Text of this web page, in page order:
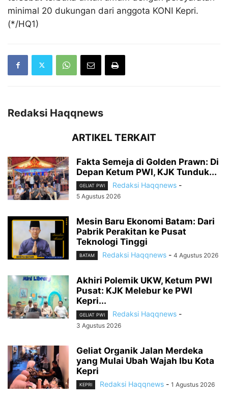
minimal 20 dukungan dari anggota KONI Kepri.
(*/HQ1)
Redaksi Haqqnews
ARTIKEL TERKAIT
Fakta Semeja di Golden Prawn: Di
Depan Ketum PWI, KJK Tunduk...
GELIAT PWI Redaksi Haqqnews -
5 Agustus 2026
Mesin Baru Ekonomi Batam: Dari
Pabrik Perakitan ke Pusat
Teknologi Tinggi
BATAM Redaksi Haqqnews - 4 Agustus 2026
Akhiri Polemik UKW, Ketum PWI
Pusat: KJK Melebur ke PWI
Kepri...
GELIAT PWI Redaksi Haqqnews -
3 Agustus 2026
Geliat Organik Jalan Merdeka
yang Mulai Ubah Wajah Ibu Kota
Kepri
KEPRI Redaksi Haqqnews - 1 Agustus 2026